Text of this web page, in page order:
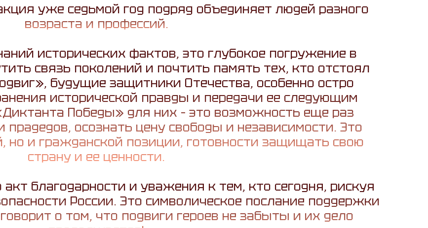
уже седьмой год подряд объединяет людей разного
возраста и профессий.
исторических фактов, это глубокое погружение в
связь поколений и почтить память тех, кто отстоял
будущие защитники Отечества, особенно остро
исторической правды и передачи ее следующим
Победы» для них – это возможность еще раз
прадедов, осознать цену свободы и независимости. Это
но и гражданской позиции, готовности защищать свою
страну и ее ценности.
благодарности и уважения к тем, кто сегодня, рискуя
России. Это символическое послание поддержки
о том, что подвиги героев не забыты и их дело